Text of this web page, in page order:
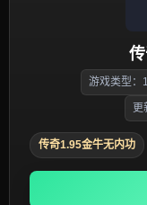
游戏类型：
更
传奇1.95金牛无内功